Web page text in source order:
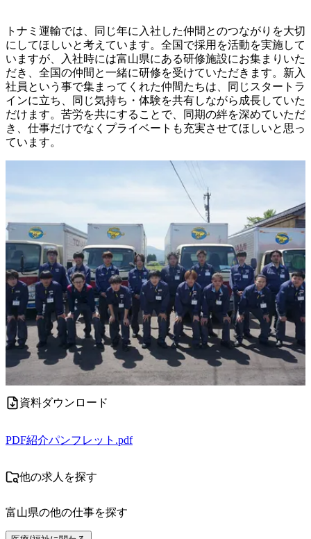
トナミ運輸では、同じ年に入社した仲間とのつながりを大切
にしてほしいと考えています。全国で採用を活動を実施して
いますが、入社時には富山県にある研修施設にお集まりいた
だき、全国の仲間と一緒に研修を受けていただきます。新入
社員という事で集まってくれた仲間たちは、同じスタートラ
インに立ち、同じ気持ち・体験を共有しながら成長していた
だけます。苦労を共にすることで、同期の絆を深めていただ
き、仕事だけでなくプライベートも充実させてほしいと思っ
ています。
資料ダウンロード
PDF紹介パンフレット.pdf
他の求人を探す
富山県の他の仕事を探す